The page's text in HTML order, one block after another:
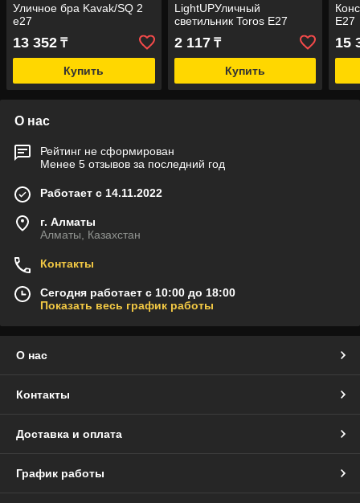
Уличное бра Kavak/SQ 2
е27
13 352 ₸
Купить
LightUPУличный
светильник Toros Е27
2 117₸
Купить
Е27
15
О нас
Рейтинг не сформирован
Менее 5 отзывов за последний год
Работает с 14.11.2022
г. Алматы
Алматы, Казахстан
Контакты
Сегодня работает с 10:00 до 18:00
Показать весь график работы
О нас
Контакты
Доставка и оплата
График работы